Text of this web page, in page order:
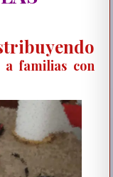
a familias con